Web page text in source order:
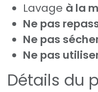
Lavage à la
Ne pas
Ne pas
Ne pas
Détails du